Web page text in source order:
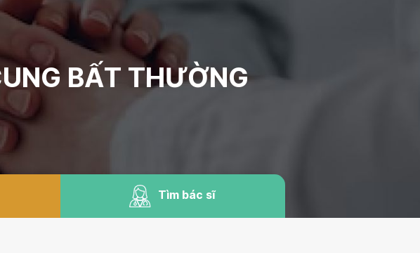
BẤT THƯỜNG
Tìm bác sĩ